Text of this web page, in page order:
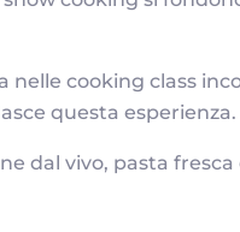
nelle cooking class
questa esperienza.
dal vivo, pasta